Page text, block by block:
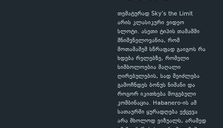
თემატურად Sky's the Limit
არის კლასიკური ვიდეო
სლოტი. ასეთი ტიპის თამაშში
მნიშვნელოვანია, რომ
მოთამაშემ სწრაფად გაიგოს რა
ხდება რელებზე, რომელი
სიმბოლოებია მაღალი
ღირებულების, სად შეიძლება
გამოჩნდეს ბონუს ნიშანი და
როგორ იკითხება მოგებული
კომბინაცია. Habanero-ის ამ
სათაურში ყურადღება ექცევა
არა მხოლოდ ვიზუალს, არამედ